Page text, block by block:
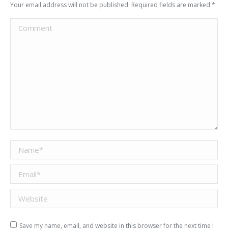
Your email address will not be published. Required fields are marked *
Comment
Name *
Email *
Website
Save my name, email, and website in this browser for the next time I